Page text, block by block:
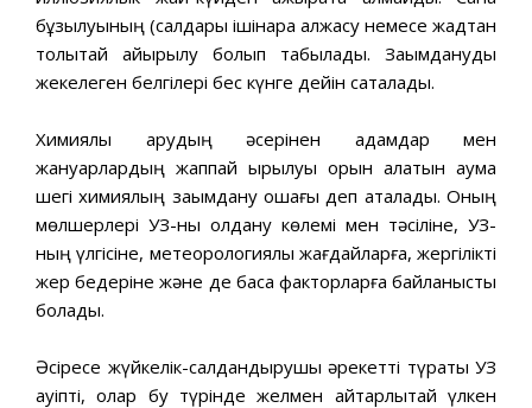
бұзылуының (салдары ішінара алжасу немесе жадтан
толықтай айырылу болып табылады. Зақымданудық
жекелеген белгілері бес күнге дейін сақталады.
Химиялық қарудың әсерінен адамдар мен
жануарлардың жаппай қырылуы орын алатын аумақ
шегі химиялың зақымдану ошағы деп аталады. Оның
мөлшерлері УЗ-ны қолдану көлемі мен тәсіліне, УЗ-
ның үлгісіне, метеорологиялық жағдайларға, жергілікті
жер бедеріне және де басқа факторларға байланысты
болады.
Әсіресе жүйкелік-салдандырушы әрекетті түрақты УЗ
қауіпті, олар бу түрінде желмен айтарлықтай үлкен